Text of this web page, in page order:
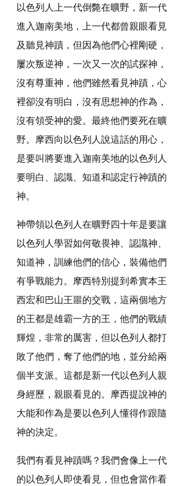
以色列人上一代倒斃在曠野，新一代
進入迦南美地，上一代都曾親眼看見
及聽見神蹟，但因為他們心裡剛硬，
屢次叛逆神，一次又一次的試探神，
沒有尊重神，他們雖然看見神蹟，心
裡卻沒有明白，沒有思想神的作為，
沒有領受神的愛。最終他們要死在曠
野。摩西向以色列人說這話的用心，
是要叫將要進入迦南美地的以色列人
要明白、認識、知道和認定行神蹟的
神。
神帶領以色列人在曠野四十年是要讓
以色列人學習如何敬畏神、認識神、
知道神，訓練他們的信心，裝備他們
有爭戰能力。摩西特別提到希實本王
西宏和巴山王噩的交戰，這兩個地方
的王都是雄霸一方的王，他們的戰績
輝煌，非常的厲害，但以色列人都打
敗了他們，奪了他們的地，並分給兩
個半支派。這都是新一代以色列人親
身經歷，親眼看見的。摩西提說神的
大能和作為是要以色列人懂得作跟隨
神的決定。
我們有看見神蹟嗎？我們會像上一代
的以色列人即使看見，但也會當作看